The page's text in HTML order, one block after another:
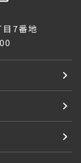
7番地